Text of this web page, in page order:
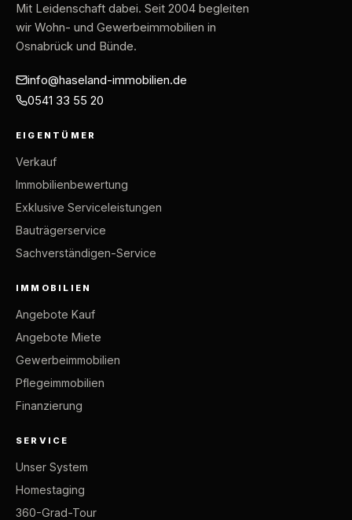
Mit Leidenschaft dabei. Seit 2004 begleiten
wir Wohn- und Gewerbeimmobilien in
Osnabrück und Bünde.
info@haseland-immobilien.de
0541 33 55 20
EIGENTÜMER
Verkauf
Immobilienbewertung
Exklusive Serviceleistungen
Bauträgerservice
Sachverständigen-Service
IMMOBILIEN
Angebote Kauf
Angebote Miete
Gewerbeimmobilien
Pflegeimmobilien
Finanzierung
SERVICE
Unser System
Homestaging
360-Grad-Tour